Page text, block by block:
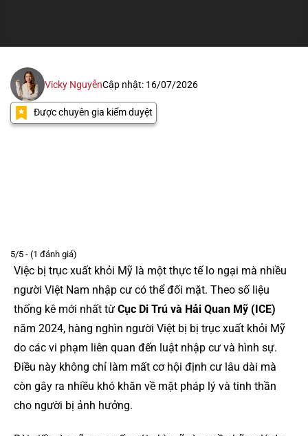
Vicky NguyễnCập nhật: 16/07/2026
Được chuyên gia kiểm duyệt
5/5 - (1 đánh giá)
Việc bị trục xuất khỏi Mỹ là một thực tế lo ngại mà nhiều
người Việt Nam nhập cư có thể đối mặt. Theo số liệu
thống kê mới nhất từ Cục Di Trú và Hải Quan Mỹ (ICE)
năm 2024, hàng nghìn người Việt bị bị trục xuất khỏi Mỹ
do các vi phạm liên quan đến luật nhập cư và hình sự.
Điều này không chỉ làm mất cơ hội định cư lâu dài mà
còn gây ra nhiều khó khăn về mặt pháp lý và tinh thần
cho người bị ảnh hưởng.